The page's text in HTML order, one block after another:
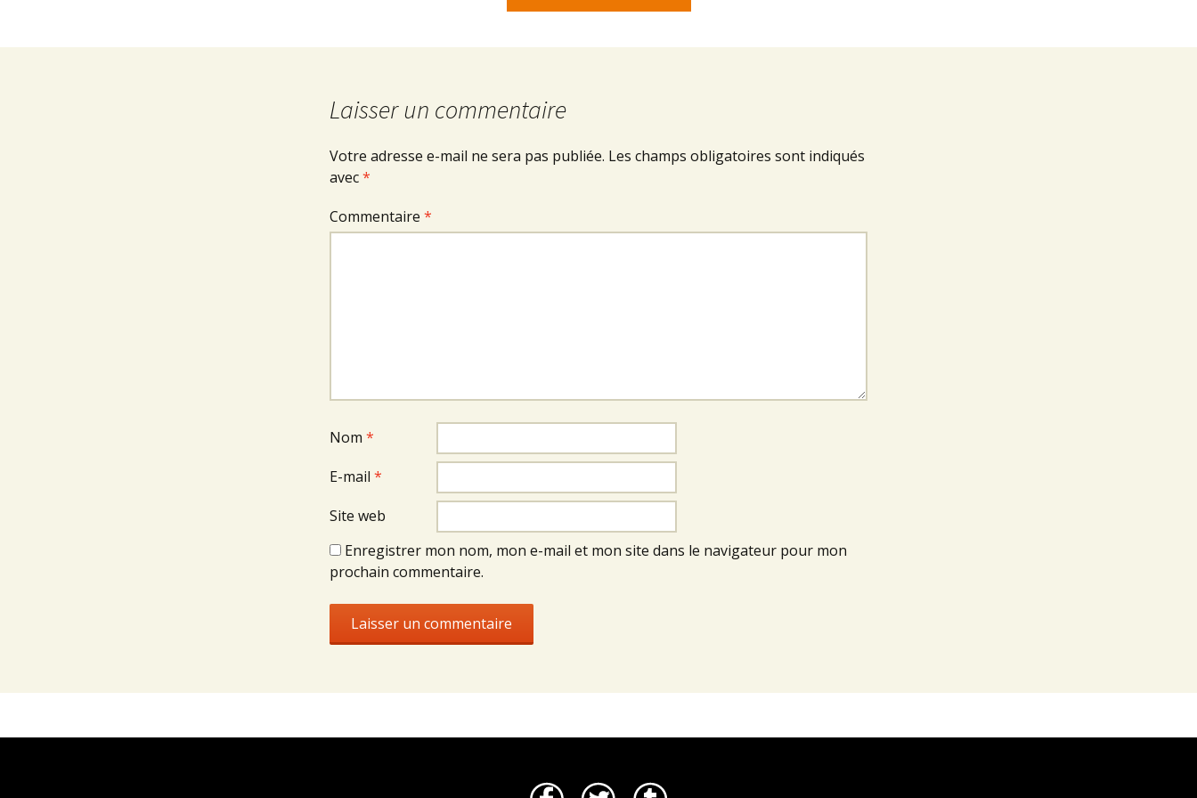
Laisser un commentaire
Votre adresse e-mail ne sera pas publiée. Les champs obligatoires sont indiqués
avec*
Commentaire *
Nom *
E-mail *
Site web
Enregistrer mon nom, mon e-mail et mon site dans le navigateur pour mon
prochain commentaire.